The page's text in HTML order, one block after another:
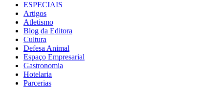
ESPECIAIS
Artigos
Atletismo
Blog da Editora
Cultura
Defesa Animal
Espaço Empresarial
Gastronomia
Hotelaria
Parcerias